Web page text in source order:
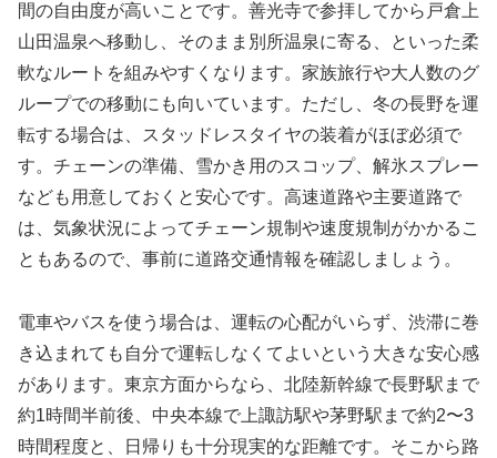
間の自由度が高いことです。善光寺で参拝してから戸倉上
山田温泉へ移動し、そのまま別所温泉に寄る、といった柔
軟なルートを組みやすくなります。家族旅行や大人数のグ
ループでの移動にも向いています。ただし、冬の長野を運
転する場合は、スタッドレスタイヤの装着がほぼ必須で
す。チェーンの準備、雪かき用のスコップ、解氷スプレー
なども用意しておくと安心です。高速道路や主要道路で
は、気象状況によってチェーン規制や速度規制がかかるこ
ともあるので、事前に道路交通情報を確認しましょう。
電車やバスを使う場合は、運転の心配がいらず、渋滞に巻
き込まれても自分で運転しなくてよいという大きな安心感
があります。東京方面からなら、北陸新幹線で長野駅まで
約1時間半前後、中央本線で上諏訪駅や茅野駅まで約2〜3
時間程度と、日帰りも十分現実的な距離です。そこから路